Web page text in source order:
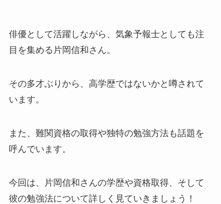
俳優として活躍しながら、気象予報士としても注
目を集める片岡信和さん。
その多才ぶりから、高学歴ではないかと噂されて
います。
また、難関資格の取得や独特の勉強方法も話題を
呼んでいます。
今回は、片岡信和さんの学歴や資格取得、そして
彼の勉強法について詳しく見ていきましょう！